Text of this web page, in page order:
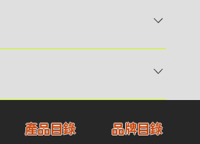
品目錄和作品照片去選擇心儀的款式，同時可
或 WhatsApp 平台提交定製資料，4AM 團
後將獲取正式完整單據，請安排繳付貨款訂金以
製 訂金核實後，4AM 團隊將隨即開始製作 5
・ 銀行櫃檯入數 ・ ATM自動櫃員機轉帳 ・
電郵地址，請與 4AM 團隊聯絡 - 貴客的付款
平台（ 請註明訂單編號 ）交予4AM 團
約取貨時間｜​ ・ GoGoVan ｜即日完成配送
付司機｜ ・ 順豐速運 ｜貨件運送需要多於2－
產品目錄 品牌目錄